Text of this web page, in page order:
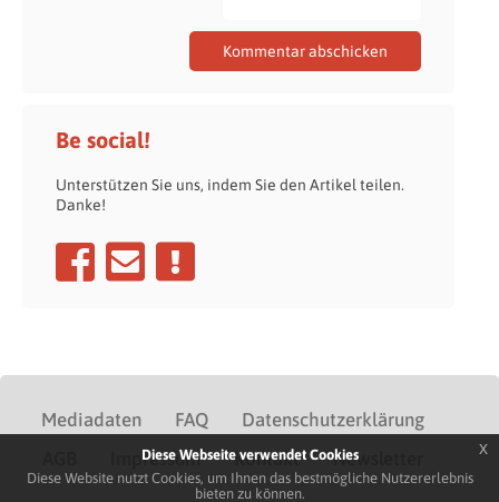
Be social!
Unterstützen Sie uns, indem Sie den Artikel teilen.
Danke!
Mediadaten FAQ
Datenschutzerklärung
Impressum Kontakt Newsletter
Diese Webseite verwendet Cookies
Diese Website nutzt Cookies, um Ihnen das bestmögliche Nutzererlebnis
bieten zu können.
x